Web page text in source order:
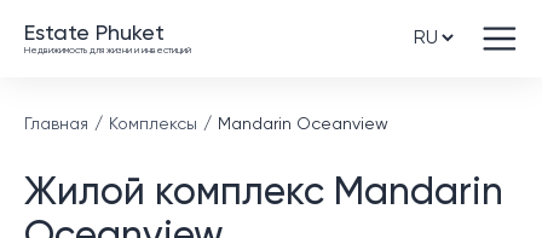
Estate Phuket
Недвижимость для жизни и инвестиций
Главная Комплексы Mandarin Oceanview
Жилой комплекс Mandarin